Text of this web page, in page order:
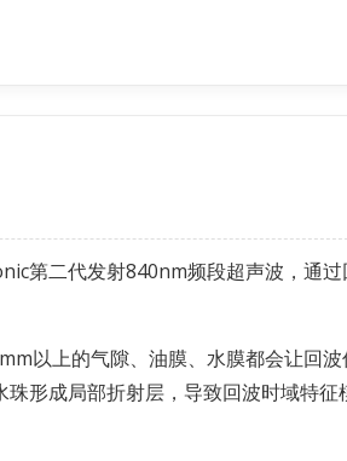
第二代发射840nm频段超声波，通
以上的气隙、油膜、水膜都会让回
形成局部折射层，导致回波时域特征